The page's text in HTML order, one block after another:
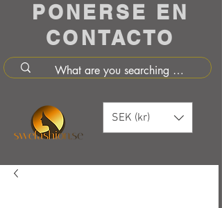
PONERSE EN
CONTACTO
SEK (kr)